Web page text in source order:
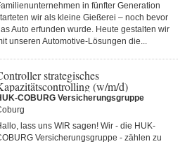
in fünfter Generation
wir als kleine Gießerei – noch bevor
Auto erfunden wurde. Heute gestalten wir
unseren Automotive-Lösungen die...
strategisches
(w/m/d)
COBURG Versicherungsgruppe
lass uns WIR sagen! Wir - die HUK-
Versicherungsgruppe - zählen zu